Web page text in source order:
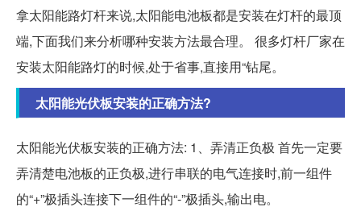
拿太阳能路灯杆来说,太阳能电池板都是安装在灯杆的最顶
端,下面我们来分析哪种安装方法最合理。 很多灯杆厂家在
安装太阳能路灯的时候,处于省事,直接用“钻尾。
太阳能光伏板安装的正确方法?
太阳能光伏板安装的正确方法: 1、弄清正负极 首先一定要
弄清楚电池板的正负极,进行串联的电气连接时,前一组件
的“+”极插头连接下一组件的“-”极插头,输出电。